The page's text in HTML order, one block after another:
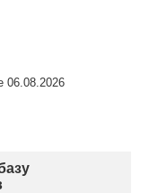
06.08.2026